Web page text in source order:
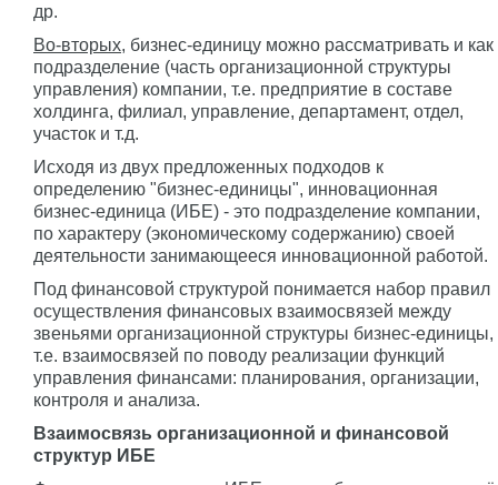
др.
Во-вторых, бизнес-единицу можно рассматривать и как
подразделение (часть организационной структуры
управления) компании, т.е. предприятие в составе
холдинга, филиал, управление, департамент, отдел,
участок и т.д.
Исходя из двух предложенных подходов к
определению "бизнес-единицы", инновационная
бизнес-единица (ИБЕ) - это подразделение компании,
по характеру (экономическому содержанию) своей
деятельности занимающееся инновационной работой.
Под финансовой структурой понимается набор правил
осуществления финансовых взаимосвязей между
звеньями организационной структуры бизнес-единицы,
т.е. взаимосвязей по поводу реализации функций
управления финансами: планирования, организации,
контроля и анализа.
Взаимосвязь организационной и финансовой
структур ИБЕ